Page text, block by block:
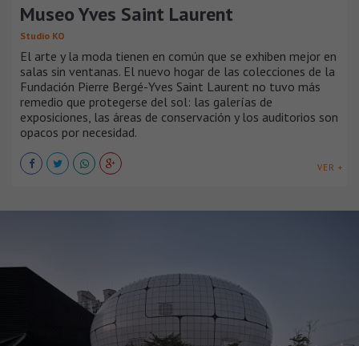
Museo Yves Saint Laurent
Studio KO
El arte y la moda tienen en común que se exhiben mejor en
salas sin ventanas. El nuevo hogar de las colecciones de la
Fundación Pierre Bergé-Yves Saint Laurent no tuvo más
remedio que protegerse del sol: las galerías de
exposiciones, las áreas de conservación y los auditorios son
opacos por necesidad.
VER +